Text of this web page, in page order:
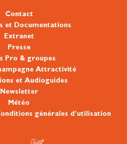
Contact
et Documentations
Extranet
Presse
Pro & groupes
Attractivité
et Audioguides
Newsletter
Météo
générales d’utilisation